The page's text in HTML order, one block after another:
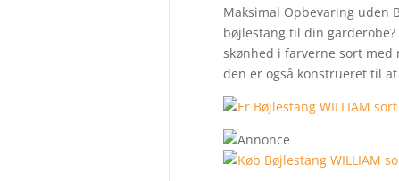
Maksimal Opbevaring uden
bøjlestang til din
skønhed i farverne sort med
den er også konstrueret til